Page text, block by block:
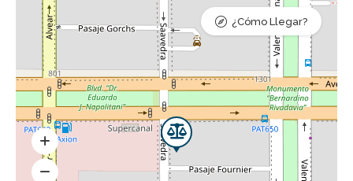
¿Cómo Llegar?